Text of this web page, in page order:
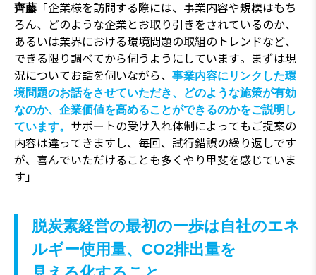
齊藤 「企業様を訪問する際には、事業内容や規模はもち
ろん、どのような企業とお取り引きをされているのか、
あるいは業界における環境問題の取組のトレンドなど、
できる限り調べてから伺うようにしています。まずは現
況についてお話を伺いながら、 事業内容にリンクした環
境問題のお話をさせていただき、どのような施策が有効
なのか、企業価値を高めることができるのかをご説明し
ています。 サポートの受け入れ体制によってもご提案の
内容は違ってきますし、毎回、試行錯誤の繰り返しです
が、喜んでいただけることも多くやり甲斐を感じていま
す」
脱炭素経営の最初の一歩は自社のエネ
ルギー使用量、CO2排出量を